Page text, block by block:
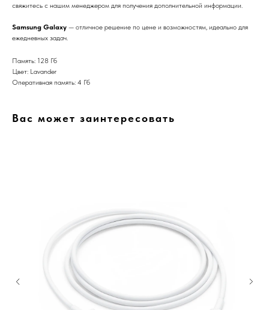
свяжитесь с нашим менеджером для получения дополнительной информации.
Samsung Galaxy — отличное решение по цене и возможностям, идеально для
ежедневных задач.
Память: 128 Гб
Цвет: Lavander
Оперативная память: 4 Гб
Вас может заинтересовать